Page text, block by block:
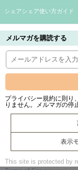
シェアシェア使い方ガイド
メルマガを購読する
プライバシー規約に則り
りません。メルマガの停
表示
This site is protected by